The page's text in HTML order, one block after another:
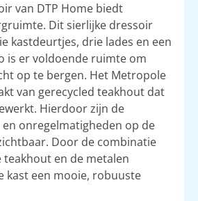
van DTP Home biedt
Dit sierlijke dressoir
kastdeurtjes, drie lades en een
is er voldoende ruimte om
op te bergen. Het Metropole
van gerecycled teakhout dat
Hierdoor zijn de
onregelmatigheden op de
Door de combinatie
en de metalen
kast een mooie, robuuste